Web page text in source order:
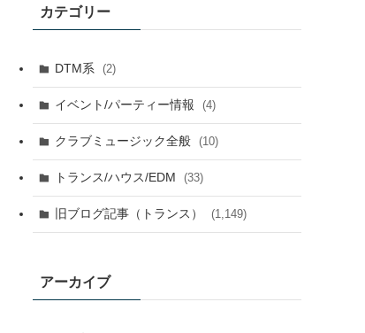
カテゴリー
DTM系 (2)
イベント/パーティー情報 (4)
クラブミュージック全般 (10)
トランス/ハウス/EDM (33)
旧ブログ記事（トランス） (1,149)
アーカイブ